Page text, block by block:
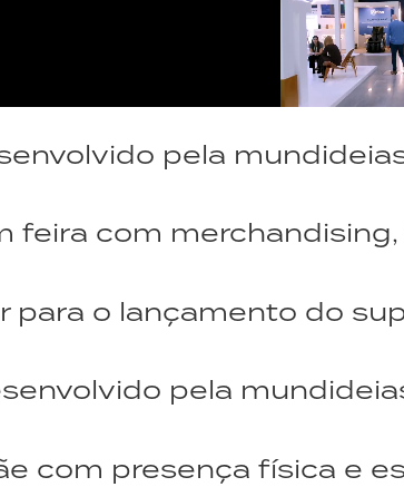
pela
feira com
para o lançamento do
pela
com presença física e